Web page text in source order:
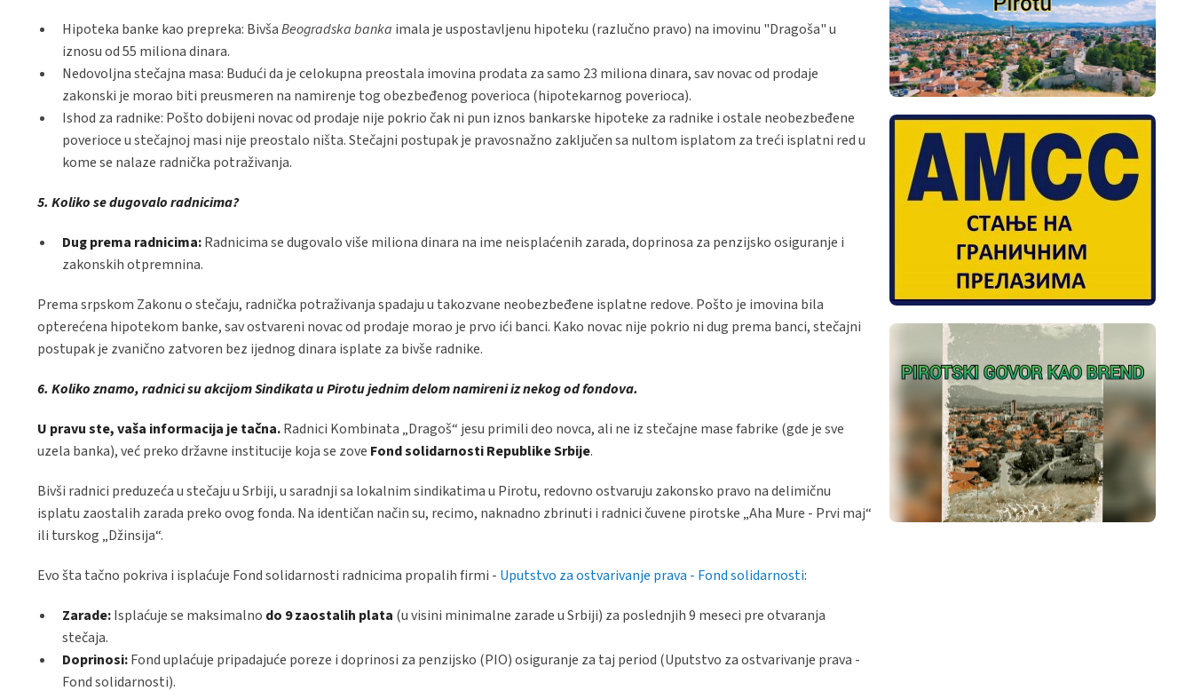
Hipoteka banke kao prepreka: BivšaBeogradska banka imala je uspostavljenu hipoteku (razlučno pravo) na imovinu "Dragoša" u
iznosu od 55 miliona dinara.
Nedovoljna stečajna masa: Budući da je celokupna preostala imovina prodata za samo 23 miliona dinara, sav novac od prodaje
zakonski je morao biti preusmeren na namirenje tog obezbeđenog poverioca (hipotekarnog poverioca).
Ishod za radnike: Pošto dobijeni novac od prodaje nije pokrio čak ni pun iznos bankarske hipoteke za radnike i ostale neobezbeđene
poverioce u stečajnoj masi nije preostalo ništa. Stečajni postupak je pravosnažno zaključen sa nultom isplatom za treći isplatni red u
kome se nalaze radnička potraživanja.
5. Koliko se dugovalo radnicima?
Dug prema radnicima:Radnicima se dugovalo više miliona dinara na ime neisplaćenih zarada, doprinosa za penzijsko osiguranje i
zakonskih otpremnina.
Prema srpskom Zakonu o stečaju, radnička potraživanja spadaju u takozvane neobezbeđene isplatne redove. Pošto je imovina bila
opterećena hipotekom banke, sav ostvareni novac od prodaje morao je prvo ići banci. Kako novac nije pokrio ni dug prema banci, stečajni
postupak je zvanično zatvoren bez ijednog dinara isplate za bivše radnike.
6. Koliko znamo, radnici su akcijom Sindikata u Pirotu jednim delom namireni iz nekog od fondova.
U pravu ste, vaša informacija je tačna.Radnici Kombinata „Dragoš“ jesu primili deo novca, ali ne iz stečajne mase fabrike (gde je sve
uzela banka), već preko državne institucije koja se zove Fond solidarnosti Republike Srbije.
Bivši radnici preduzeća u stečaju u Srbiji, u saradnji sa lokalnim sindikatima u Pirotu, redovno ostvaruju zakonsko pravo na delimičnu
isplatu zaostalih zarada preko ovog fonda. Na identičan način su, recimo, naknadno zbrinuti i radnici čuvene pirotske „Aha Mure - Prvi maj“
ili turskog „Džinsija“.
Evo šta tačno pokriva i isplaćuje Fond solidarnosti radnicima propalih firmi - Uputstvo za ostvarivanje prava - Fond solidarnosti:
Zarade:Isplaćuje se maksimalno do 9 zaostalih plata (u visini minimalne zarade u Srbiji) za poslednjih 9 meseci pre otvaranja
stečaja.
Doprinosi:Fond uplaćuje pripadajuće poreze i doprinosi za penzijsko (PIO) osiguranje za taj period (Uputstvo za ostvarivanje prava -
Fond solidarnosti).